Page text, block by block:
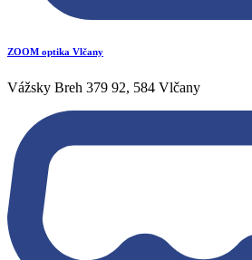
ZOOM optika Vlčany
Vážsky Breh 379 92, 584 Vlčany